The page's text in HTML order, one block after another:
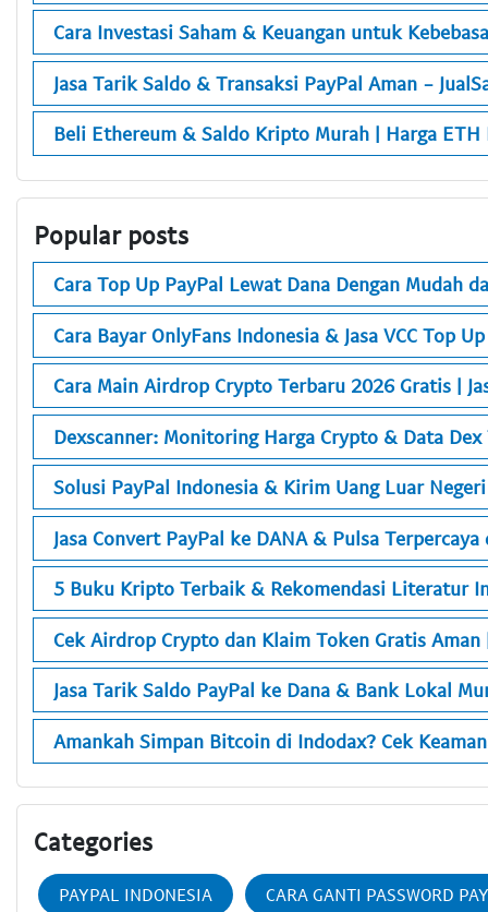
Cara Investasi Saham & Keuangan untuk
Jasa Tarik Saldo & Transaksi PayPal Aman -
Beli Ethereum & Saldo Kripto Murah | Harga
Popular posts
Cara Top Up PayPal Lewat Dana Dengan Mudah
Cara Bayar OnlyFans Indonesia & Jasa VCC Top
Cara Main Airdrop Crypto Terbaru 2026 Gratis |
Dexscanner: Monitoring Harga Crypto & Data
Solusi PayPal Indonesia & Kirim Uang Luar
Jasa Convert PayPal ke DANA & Pulsa Terpercaya
5 Buku Kripto Terbaik & Rekomendasi Literatur
Cek Airdrop Crypto dan Klaim Token Gratis Aman
Jasa Tarik Saldo PayPal ke Dana & Bank Lokal
Amankah Simpan Bitcoin di Indodax? Cek
Categories
PAYPAL INDONESIA CARA GANTI PASSWORD